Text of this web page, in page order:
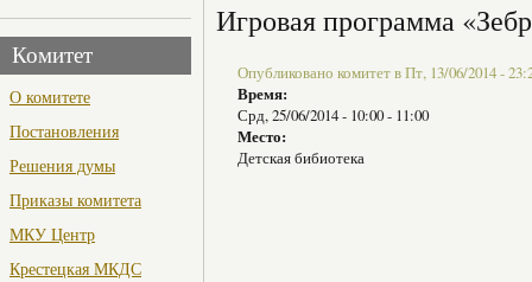
Комитет
О комитете
Постановления
Решения думы
Приказы комитета
МКУ Центр
Крестецкая МКДС
Игровая программа
Опубликовано комитет в Пт, 13/06/2014 -
Время:
Срд, 25/06/2014 - 10:00- 11:00
Место:
Детская бибиотека